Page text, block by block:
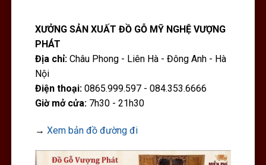
XƯỞNG SẢN XUẤT ĐỒ GỖ MỸ NGHỆ VƯỢNG
PHÁT
Địa chỉ:Châu Phong - Liên Hà - Đông Anh - Hà
Nội
Điện thoại:0865.999.597 - 084.353.6666
Giờ mở cửa:7h30 - 21h30
→ Xem bản đồ đường đi